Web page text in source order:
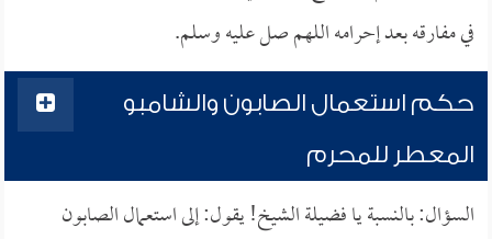
في مفارقه بعد إحرامه اللهم صل عليه وسلم.
حكم استعمال الصابون والشامبو
المعطر للمحرم
السؤال: بالنسبة يا فضيلة الشيخ! يقول: إلى استعمال الصابون